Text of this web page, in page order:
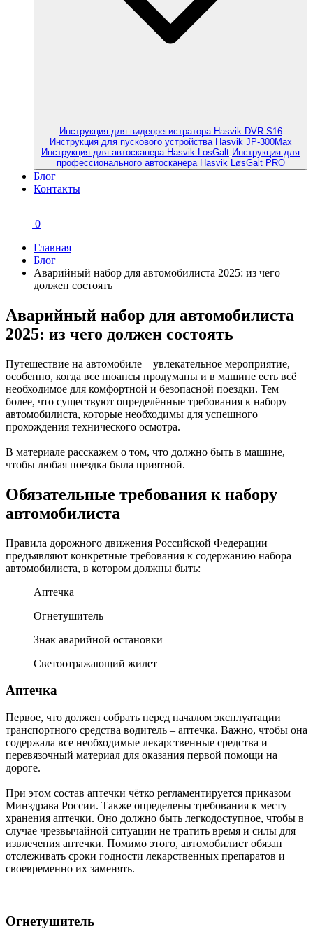
Инструкция для видеорегистратора Hasvik DVR S16
Инструкция для пускового устройства Hasvik JP-300Max
Инструкция для автосканера Hasvik LosGalt Инструкция для
профессионального автосканера Hasvik LøsGalt PRO
Блог
Контакты
0
Главная
Блог
Аварийный набор для автомобилиста 2025: из чего
должен состоять
Аварийный набор для автомобилиста
2025: из чего должен состоять
Путешествие на автомобиле – увлекательное мероприятие,
особенно, когда все нюансы продуманы и в машине есть всё
необходимое для комфортной и безопасной поездки. Тем
более, что существуют определённые требования к набору
автомобилиста, которые необходимы для успешного
прохождения технического осмотра.
В материале расскажем о том, что должно быть в машине,
чтобы любая поездка была приятной.
Обязательные требования к набору
автомобилиста
Правила дорожного движения Российской Федерации
предъявляют конкретные требования к содержанию набора
автомобилиста, в котором должны быть:
Аптечка
Огнетушитель
Знак аварийной остановки
Светоотражающий жилет
Аптечка
Первое, что должен собрать перед началом эксплуатации
транспортного средства водитель – аптечка. Важно, чтобы она
содержала все необходимые лекарственные средства и
перевязочный материал для оказания первой помощи на
дороге.
При этом состав аптечки чётко регламентируется приказом
Минздрава России. Также определены требования к месту
хранения аптечки. Оно должно быть легкодоступное, чтобы в
случае чрезвычайной ситуации не тратить время и силы для
извлечения аптечки. Помимо этого, автомобилист обязан
отслеживать сроки годности лекарственных препаратов и
своевременно их заменять.
Огнетушитель